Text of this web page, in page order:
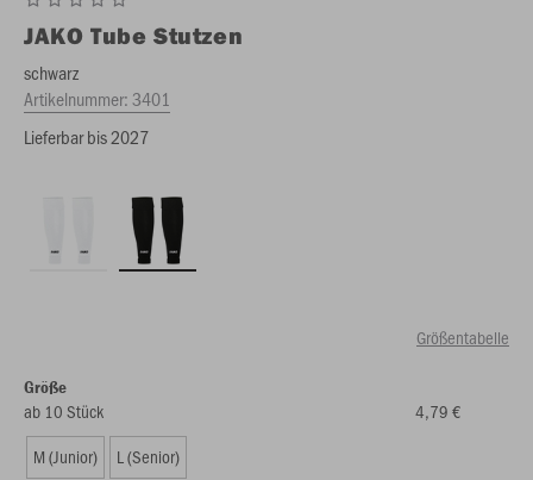
JAKO Tube Stutzen
schwarz
Artikelnummer:3401
Lieferbar bis 2027
Größentabelle
Größe
ab 10 Stück
4,79 €
M (Junior)
L (Senior)